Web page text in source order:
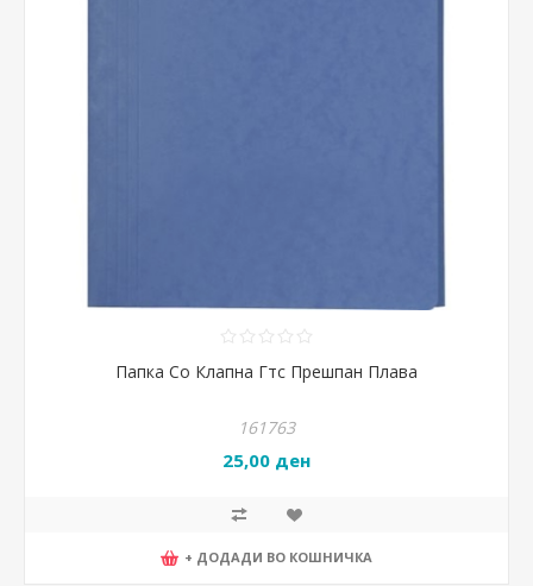
Папка Со Клапна Гтс Прешпан Плава
161763
25,00 ден
+ ДОДАДИ ВО КОШНИЧКА